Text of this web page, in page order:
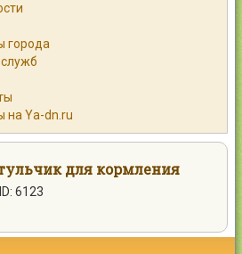
Войти
города
на Ya-dn.ru
для кормления
ID: 6123